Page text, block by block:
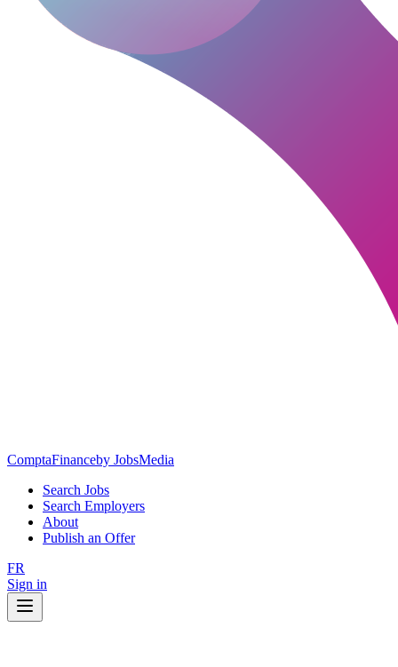
ComptaFinanceby JobsMedia
Search Jobs
Search Employers
About
Publish an Offer
FR
Sign in